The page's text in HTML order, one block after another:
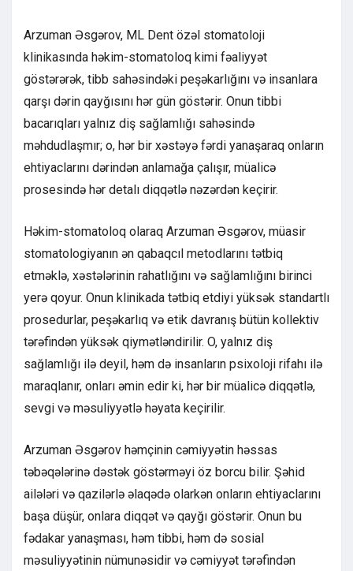
Arzuman Əsgərov, ML Dent özəl stomatoloji
klinikasında həkim-stomatoloq kimi fəaliyyət
göstərərək, tibb sahəsindəki peşəkarlığını və insanlara
qarşı dərin qayğısını hər gün göstərir. Onun tibbi
bacarıqları yalnız diş sağlamlığı sahəsində
məhdudlaşmır; o, hər bir xəstəyə fərdi yanaşaraq onların
ehtiyaclarını dərindən anlamağa çalışır, müalicə
prosesində hər detalı diqqətlə nəzərdən keçirir.
Həkim-stomatoloq olaraq Arzuman Əsgərov, müasir
stomatologiyanın ən qabaqcıl metodlarını tətbiq
etməklə, xəstələrinin rahatlığını və sağlamlığını birinci
yerə qoyur. Onun klinikada tətbiq etdiyi yüksək standartlı
prosedurlar, peşəkarlıq və etik davranış bütün kollektiv
tərəfindən yüksək qiymətləndirilir. O, yalnız diş
sağlamlığı ilə deyil, həm də insanların psixoloji rifahı ilə
maraqlanır, onları əmin edir ki, hər bir müalicə diqqətlə,
sevgi və məsuliyyətlə həyata keçirilir.
Arzuman Əsgərov həmçinin cəmiyyətin həssas
təbəqələrinə dəstək göstərməyi öz borcu bilir. Şəhid
ailələri və qazilərlə əlaqədə olarkən onların ehtiyaclarını
başa düşür, onlara diqqət və qayğı göstərir. Onun bu
fədakar yanaşması, həm tibbi, həm də sosial
məsuliyyətinin nümunəsidir və cəmiyyət tərəfindən